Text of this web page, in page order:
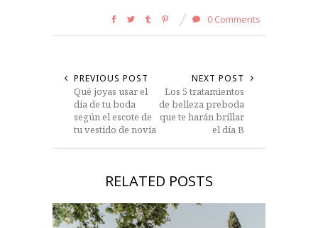
0 Comments
PREVIOUS POST
Qué joyas usar el
día de tu boda
según el escote de
tu vestido de novia
NEXT POST
Los 5 tratamientos
de belleza preboda
que te harán brillar
el día B
RELATED POSTS